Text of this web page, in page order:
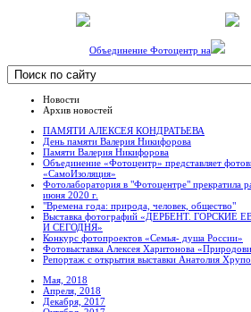
Объединение Фотоцентр на
Новости
Архив новостей
ПАМЯТИ АЛЕКСЕЯ КОНДРАТЬЕВА
День памяти Валерия Никифорова
Памяти Валерия Никифорова
Объединение «Фотоцентр» представляет
«СамоИзоляция»
Фотолаборатория в "Фотоцентре" прекратила
июня 2020 г.
"Времена года: природа, человек, общество"
Выставка фотографий «ДЕРБЕНТ. ГОРСКИЕ
И СЕГОДНЯ»
Конкурс фотопроектов «Семья- душа России»
Фотовыставка Алексея Харитонова
Репортаж с открытия выставки Анатолия
Мая, 2018
Апреля, 2018
Декабря, 2017